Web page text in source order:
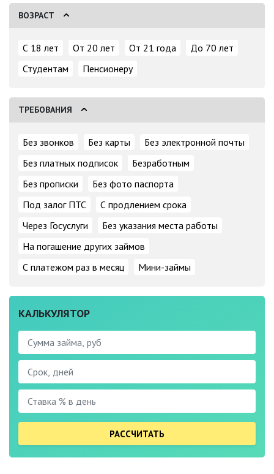
ВОЗРАСТ
С 18 лет От 20 лет От 21 года
До 70 лет
Студентам
Пенсионеру
ТРЕБОВАНИЯ
Без звонков Без карты
Без электронной почты
Без платных подписок
Безработным
Без прописки
Без фото паспорта
Под залог ПТС
С продлением срока
Через Госуслуги
Без указания места работы
На погашение других займов
С платежом раз в месяц
Мини-займы
КАЛЬКУЛЯТОР
РАССЧИТАТЬ